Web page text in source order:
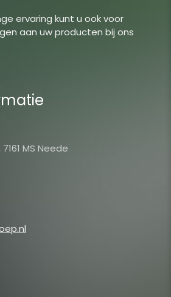
ervaring kunt u ook voor
aan uw producten bij ons
MS Neede